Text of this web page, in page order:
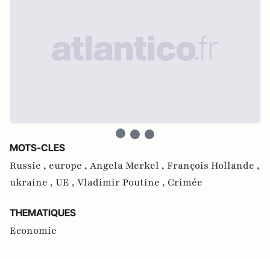
MOTS-CLES
Russie , europe , Angela Merkel , François Hollande ,
ukraine , UE , Vladimir Poutine , Crimée
THEMATIQUES
Economie